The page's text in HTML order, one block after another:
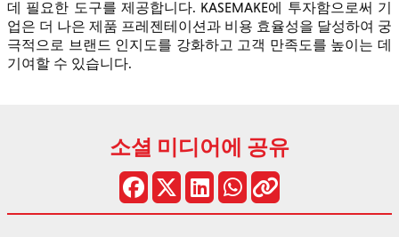
데 필요한 도구를 제공합니다. KASEMAKE에 투자함으로써 기
업은 더 나은 제품 프레젠테이션과 비용 효율성을 달성하여 궁
극적으로 브랜드 인지도를 강화하고 고객 만족도를 높이는 데
기여할 수 있습니다.
소셜 미디어에 공유